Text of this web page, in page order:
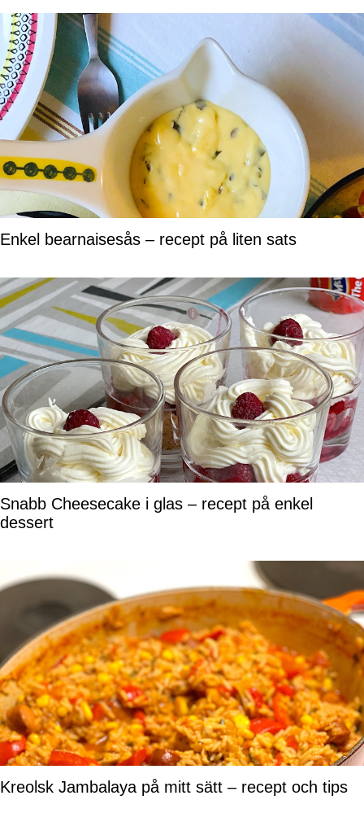
Enkel bearnaisesås – recept på liten sats
Snabb Cheesecake i glas – recept på enkel
dessert
Kreolsk Jambalaya på mitt sätt – recept och tips